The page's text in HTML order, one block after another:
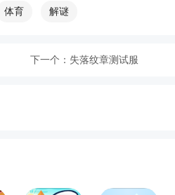
给我弹在别处登要重新登录
我我真的无语了什么玩意
充值也不行 抽一次退出软
卸载重下才能正常使用一
体育 解谜
下一个： 失落纹章测试服